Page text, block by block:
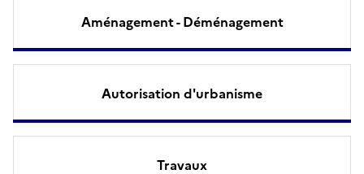
Aménagement - Déménagement
Autorisation d'urbanisme
Travaux